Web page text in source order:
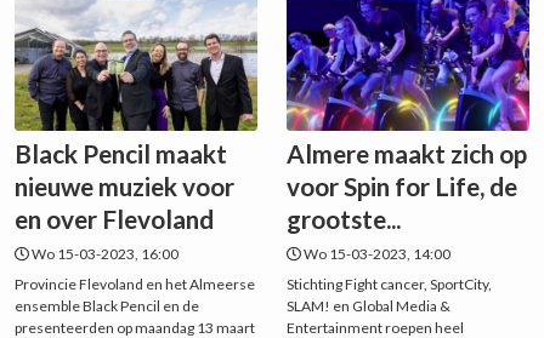
Black Pencil maakt
nieuwe muziek voor
en over Flevoland
Wo 15-03-2023, 16:00
Provincie Flevoland en het Almeerse
ensemble Black Pencil en de
presenteerden op maandag 13 maart
Almere maakt zich op
voor Spin for Life, de
grootste...
Wo 15-03-2023, 14:00
Stichting Fight cancer, SportCity,
SLAM! en Global Media &
Entertainment roepen heel